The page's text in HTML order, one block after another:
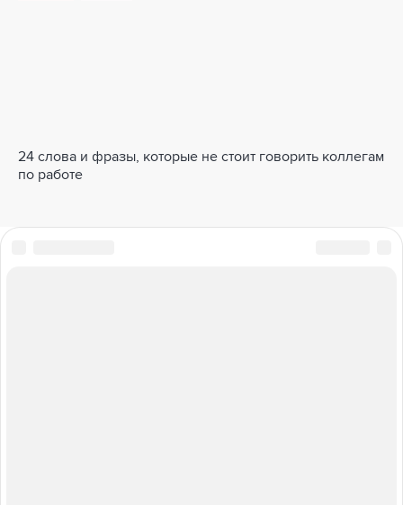
24 слова и фразы, которые не стоит говорить коллегам
по работе